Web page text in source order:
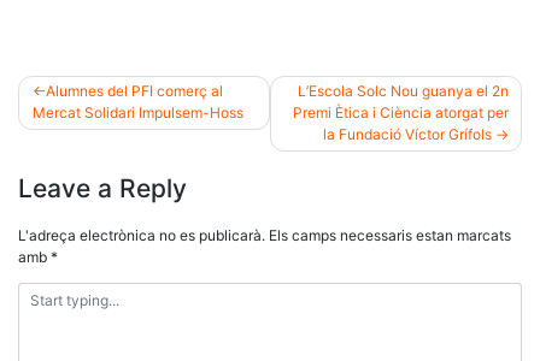
Navegació
Alumnes del PFI comerç al
Mercat Solidari Impulsem-Hoss
L’Escola Solc Nou guanya el 2n
Premi Ètica i Ciència atorgat per
la Fundació Víctor Grífols
Leave a Reply
L'adreça electrònica no es publicarà. Els camps necessaris estan marcats
amb *